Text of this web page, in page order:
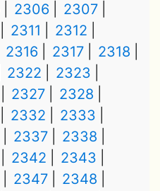
2306
2307
2311
2312
2316 2317
2318
2322
2323
2327
2328
2332
2333
2337
2338
2342
2343
2347
2348